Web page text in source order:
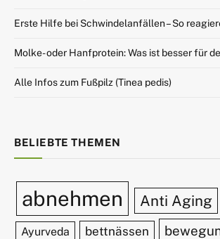
Erste Hilfe bei Schwindelanfällen – So
Molke- oder Hanfprotein: Was ist besser für
Alle Infos zum Fußpilz (Tinea pedis)
BELIEBTE THEMEN
abnehmen Anti Aging
Ayurveda bettnässen